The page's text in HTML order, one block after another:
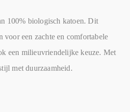
100% biologisch katoen. Dit
voor een zachte en comfortabele
een milieuvriendelijke keuze. Met
met duurzaamheid.